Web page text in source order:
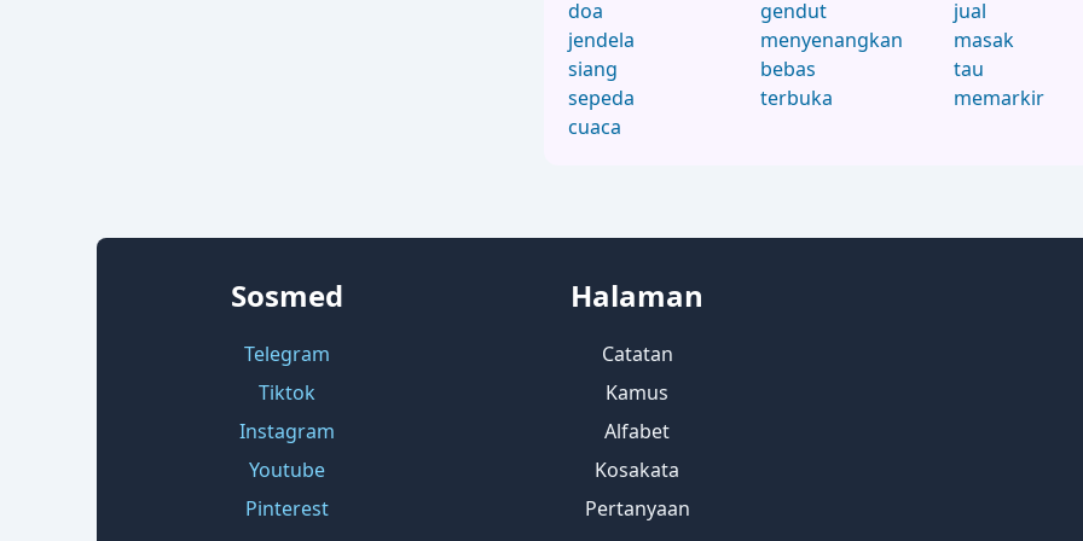
doa
jendela
siang
sepeda
cuaca
gendut
menyenangkan
bebas
terbuka
jual
masak
tau
memarkir
Sosmed
Telegram
Tiktok
Instagram
Youtube
Pinterest
Halaman
Catatan
Kamus
Alfabet
Kosakata
Pertanyaan